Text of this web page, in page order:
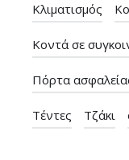
Κλιματισμός
Κοντά σε
Πόρτα
Τέντες Τζάκι